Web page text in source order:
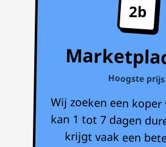
2b
Hoogste prijs
Wij zoeken een
kan 1 tot 7 dagen
krijgt vaak een